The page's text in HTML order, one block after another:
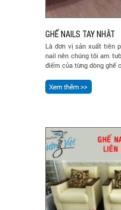
GHẾ NAILS TAY NHẬT
Là đơn vị sản xuất tiên
nail nên chúng tôi am
điểm của từng dòng ghế